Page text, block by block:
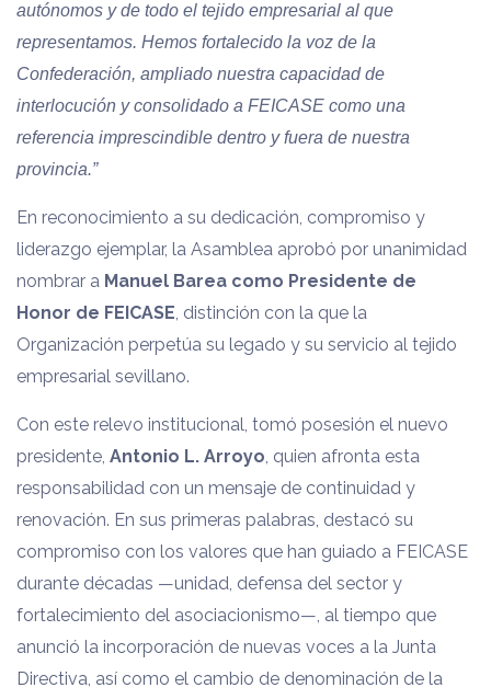
autónomos y de todo el tejido empresarial al que
representamos. Hemos fortalecido la voz de la
Confederación, ampliado nuestra capacidad de
interlocución y consolidado a FEICASE como una
referencia imprescindible dentro y fuera de nuestra
provincia.”
En reconocimiento a su dedicación, compromiso y
liderazgo ejemplar, la Asamblea aprobó por unanimidad
nombrar a Manuel Barea como Presidente de
Honor de FEICASE, distinción con la que la
Organización perpetúa su legado y su servicio al tejido
empresarial sevillano.
Con este relevo institucional, tomó posesión el nuevo
presidente, Antonio L. Arroyo, quien afronta esta
responsabilidad con un mensaje de continuidad y
renovación. En sus primeras palabras, destacó su
compromiso con los valores que han guiado a FEICASE
durante décadas —unidad, defensa del sector y
fortalecimiento del asociacionismo—, al tiempo que
anunció la incorporación de nuevas voces a la Junta
Directiva, así como el cambio de denominación de la